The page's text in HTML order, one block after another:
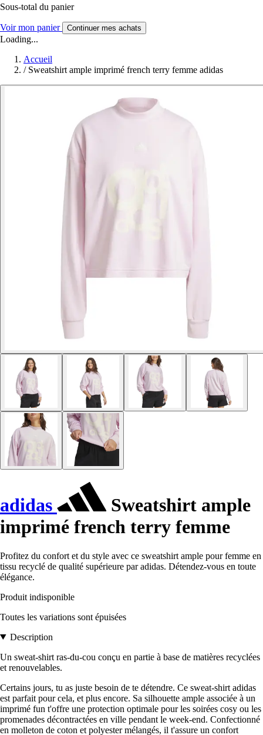
Sous-total du panier
Voir mon panier Continuer mes achats
Loading...
Accueil
/ Sweatshirt ample imprimé french terry femme adidas
adidas
Sweatshirt ample
imprimé french terry femme
Profitez du confort et du style avec ce sweatshirt ample pour femme en
tissu recyclé de qualité supérieure par adidas. Détendez-vous en toute
élégance.
Produit indisponible
Toutes les variations sont épuisées
Description
Un sweat-shirt ras-du-cou conçu en partie à base de matières recyclées
et renouvelables.
Certains jours, tu as juste besoin de te détendre. Ce sweat-shirt adidas
est parfait pour cela, et plus encore. Sa silhouette ample associée à un
imprimé fun t'offre une protection optimale pour les soirées cosy ou les
promenades décontractées en ville pendant le week-end. Confectionné
en molleton de coton et polyester mélangés, il t'assure un confort